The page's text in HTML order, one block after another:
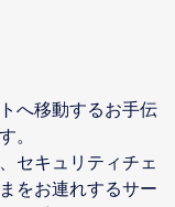
へ移動するお手伝
。
セキュリティチェ
をお連れするサー